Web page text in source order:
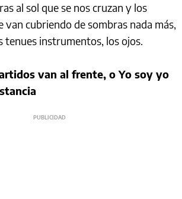
al sol que se nos cruzan y los
van cubriendo de sombras nada más,
tenues instrumentos, los ojos.
van al frente, o Yo soy yo